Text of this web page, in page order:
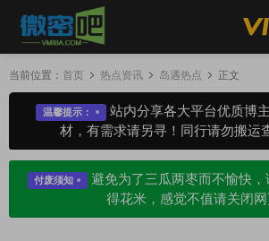
当前位置： 首页 热点资讯 岛遇热点 正文
温馨提示：
站内分享各大平台优质博
材，有需求请另寻！同行请勿搬运
付废须知
避免为了三瓜两枣而不愉快
得花米，感觉不值请关闭网